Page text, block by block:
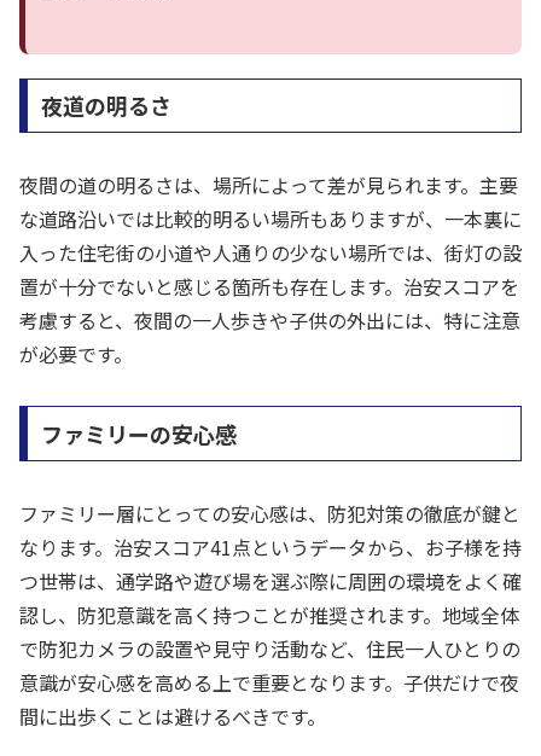
夜道の明るさ
夜間の道の明るさは、場所によって差が見られます。主要
な道路沿いでは比較的明るい場所もありますが、一本裏に
入った住宅街の小道や人通りの少ない場所では、街灯の設
置が十分でないと感じる箇所も存在します。治安スコアを
考慮すると、夜間の一人歩きや子供の外出には、特に注意
が必要です。
ファミリーの安心感
ファミリー層にとっての安心感は、防犯対策の徹底が鍵と
なります。治安スコア41点というデータから、お子様を持
つ世帯は、通学路や遊び場を選ぶ際に周囲の環境をよく確
認し、防犯意識を高く持つことが推奨されます。地域全体
で防犯カメラの設置や見守り活動など、住民一人ひとりの
意識が安心感を高める上で重要となります。子供だけで夜
間に出歩くことは避けるべきです。